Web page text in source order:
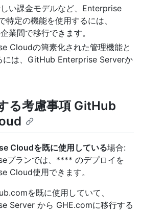
い課金モデルなど、Enterprise
定の機能を使用するには、
業間で移行できます。
Cloudの簡素化された管理機能と
には、GitHub Enterprise Serverか
る考慮事項 GitHub
Cloudを既に使用している場合:
プランでは、**** のデプロイを
Cloud使用できます。
を既に使用していて、
Server から GHE.comに移行する